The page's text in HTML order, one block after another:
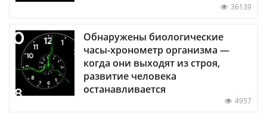
36139
Обнаружены биологические
часы-хронометр организма —
когда они выходят из строя,
развитие человека
останавливается
4957